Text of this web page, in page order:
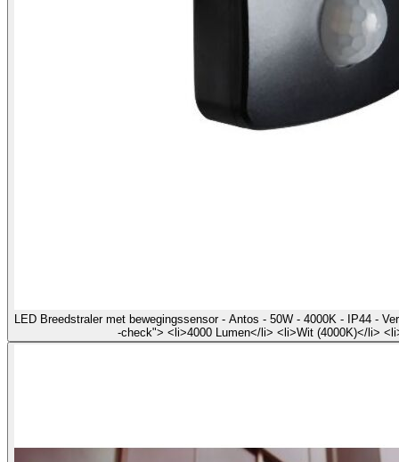
LED Breedstraler met bewegingssensor - Antos - 50W - 4000K - IP44 -
-check"> <li>4000 Lumen</li> <li>Wit (4000K)</li>